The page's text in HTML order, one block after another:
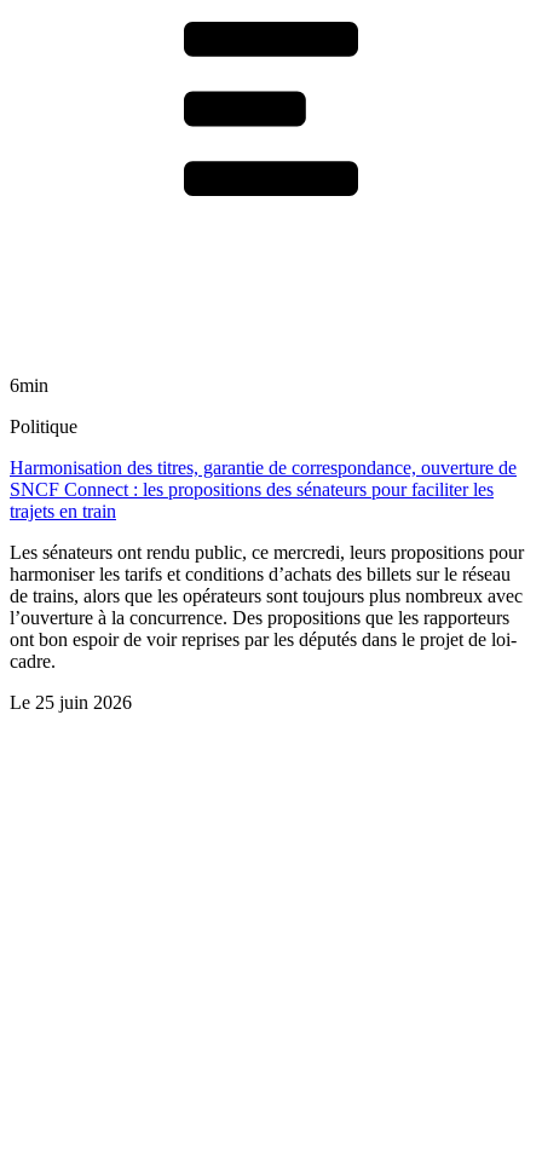
6min
Politique
Harmonisation des titres, garantie de correspondance, ouverture de
SNCF Connect : les propositions des sénateurs pour faciliter les
trajets en train
Les sénateurs ont rendu public, ce mercredi, leurs propositions pour
harmoniser les tarifs et conditions d’achats des billets sur le réseau
de trains, alors que les opérateurs sont toujours plus nombreux avec
l’ouverture à la concurrence. Des propositions que les rapporteurs
ont bon espoir de voir reprises par les députés dans le projet de loi-
cadre.
Le 25 juin 2026